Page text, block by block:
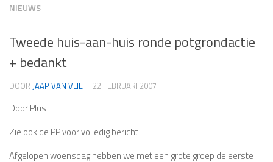
NIEUWS
Tweede huis-aan-huis ronde potgrondactie
+ bedankt
DOOR JAAP VAN VLIET · 22 FEBRUARI 2007
Door Plus
Zie ook de PP voor volledig bericht
Afgelopen woensdag hebben we met een grote groep de eerste